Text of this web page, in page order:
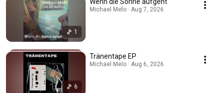
1
Michael Melo · Aug 7, 2026
6
Tränentape EP
Michael Melo · Aug 6, 2026